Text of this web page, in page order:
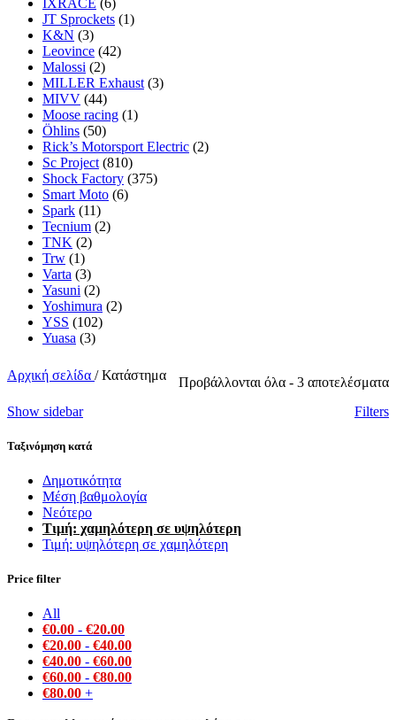
JT Sprockets (1)
K&N (3)
Leovince (42)
Malossi (2)
MILLER Exhaust (3)
MIVV (44)
Moose racing (1)
Öhlins (50)
Rick’s Motorsport Electric (2)
Sc Project (810)
Shock Factory (375)
Smart Moto (6)
Spark (11)
Tecnium (2)
TNK (2)
Trw (1)
Varta (3)
Yasuni (2)
Yoshimura (2)
YSS (102)
Yuasa (3)
Αρχική σελίδα / Κατάστημα Προβάλλονται όλα - 3 αποτελέσματα
Show sidebar Filters
Ταξινόμηση κατά
Δημοτικότητα
Μέση βαθμολογία
Νεότερο
Τιμή: χαμηλότερη σε υψηλότερη
Τιμή: υψηλότερη σε χαμηλότερη
Price filter
All
€0.00 - €20.00
€20.00 - €40.00
€40.00 - €60.00
€60.00 - €80.00
€80.00 +